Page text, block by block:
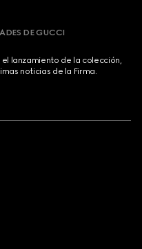
DE GUCCI
lanzamiento de la colección,
noticias de la Firma.